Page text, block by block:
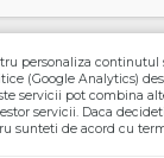
personaliza continutul
(Google Analytics)
servicii pot combina
servicii. Daca
sunteti de acord cu